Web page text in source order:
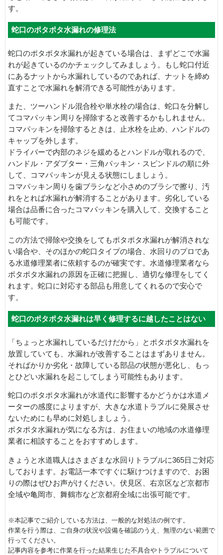
す。
蛇口のポタポタ水漏れの修理法
蛇口のポタポタ水漏れが起きている場合は、まずどこで水漏
れが起きているのかチェックしてみましょう。もし蛇口付近
にあるナットから水漏れしているのであれば、ナットを締め
直すことで水漏れを解消できる可能性があります。
また、ツーハンドル混合栓や単水栓の場合は、蛇口を分解し
てコマパッキン周りを掃除すると改善するかもしれません。
コマパッキンを掃除するときは、止水栓を止め、ハンドルの
キャップを外します。
ドライバーで内部のネジを緩めるとハンドルが取れるので、
ハンドル・アダプター・三角パッキン・スピンドルの順に外
して、コマパッキンが見える状態にしましょう。
コマパッキン周りを歯ブラシなど小さめのブラシで擦り、汚
れをとれば水漏れが解消することがあります。劣化している
場合は品番に合ったコマパッキンを購入して、交換すること
も可能です。
この方法で掃除や交換をしてもポタポタ水漏れが解消されな
い場合や、そのほかの蛇口タイプの場合、水回りのプロであ
る水道修理業者に依頼するのが確実です。水道修理業者なら
ポタポタ水漏れの原因を正確に把握し、適切な修理をしてく
れます。蛇口に対応する部品も用意してくれるので安心で
す。
蛇口のポタポタ水漏れは早く修理するに越したことはない
「ちょっと水漏れしているだけだから」とポタポタ水漏れを
放置していても、水漏れが改善することはまずありません。
そればかりか劣化・故障している部品の状態が悪化し、もっ
とひどい水漏れを起こしてしまう可能性もあります。
蛇口のポタポタ水漏れが水道代に影響するかどうかは水道メ
ーターの感度によりますが、大きな水道トラブルに発展させ
ないためにも早めに対処しましょう。
ポタポタ水漏れが気になる方は、お住まいの地域の水道修理
業者に相談することをおすすめします。
きょうと水道職人はさまざまな水回りトラブルに365日ご対応
しております。お電話一本ですぐに駆けつけますので、お困
りの際はぜひお声がけください。伏見区、右京区など京都市
全域や亀岡市、舞鶴市など京都府全域に出張可能です。
※本記事でご紹介している方法は、一般的な対処法の例です。
作業を行う際は、ご自身の状況や設備を確認のうえ、無理のない範囲で
行ってください。
記事内容を参考に作業を行った結果生じた不具合やトラブルについて